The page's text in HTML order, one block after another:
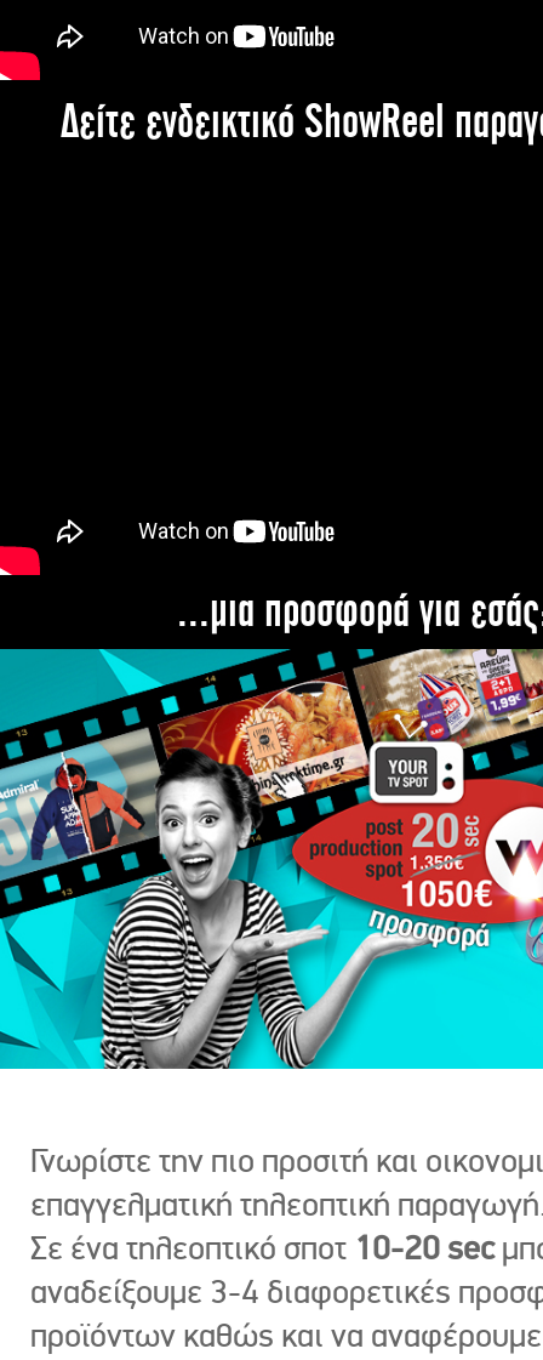
Δείτε ενδεικτικό ShowReel
...μια προσφορά για
Γνωρίστε την πιο προσιτή και
επαγγελματική τηλεοπτική
Σε ένα τηλεοπτικό σποτ 10-20 sec
αναδείξουμε 3-4 διαφορετικές
προϊόντων καθώς και να